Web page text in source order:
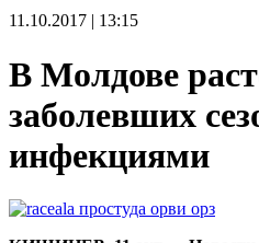
11.10.2017 | 13:15
В Молдове
заболевших
инфекциями